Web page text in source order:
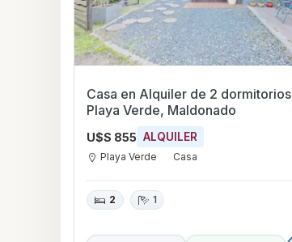
Casa en Alquiler de 2 dormitorios en
Playa Verde, Maldonado
U$S 855 ALQUILER
Playa Verde Casa
2 1